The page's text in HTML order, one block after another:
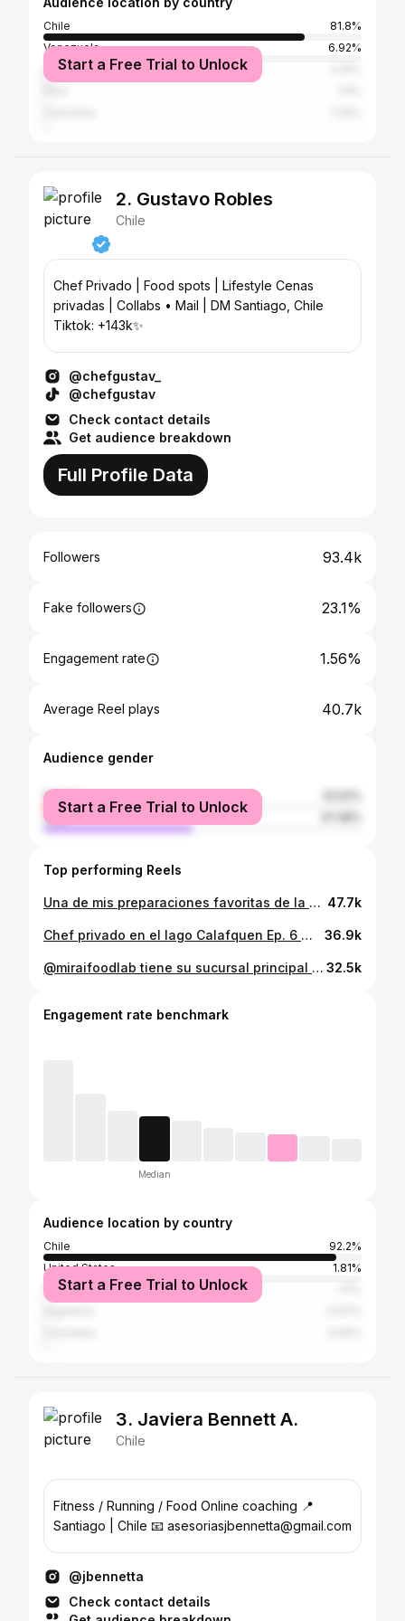
Chile
81.8%
Venezuela
6.92%
Argentina
Start a Free Trial to Unlock
2. Gustavo Robles
Chile
Chef Privado | Food spots | Lifestyle Cenas
privadas | Collabs • Mail | DM Santiago, Chile
Tiktok: +143k✨
@chefgustav_
@chefgustav
Check contact details
Get audience breakdown
Full Profile Data
Followers 93.4k
Fake followers 23.1%
Engagement rate 1.56%
Average Reel plays 40.7k
Audience gender
female
male
Start a Free Trial to Unlock
Top performing Reels
Una de mis preparaciones favoritas de la gastronomía Peruana, y tiene ese puesto merecido jajaj hoy les traigo este clásico y obvio con el buen toque @gourmetchile con esa salsa Huancaina, ideal para ahorrar tiempo y ollas jajaj 😮‍💨😮‍💨 de maravilla. #publicidad #chile #fyp #recetafacil 47.7k
Chef privado en el lago Calafquen Ep. 6 🔥🖤 Las medidas de los wantanes son las siguientes (yo ocupe más por la cantidad de personas) : - 2 tazas de harina de trigo - 2 huevos - ½ cucharadita de sal - 1 cucharadita de vinagre blanco - Agua (opcional, la necesaria) - Aceite para freír #cheflife #chefpeivado #chile #fyp #foodie 36.9k
@miraifoodlab tiene su sucursal principal en la factoría Franklin, pero ahora abrieron este local en el -2 del MUT y está delicioso 😮‍💨 Los invito a que los visiten y disfruten de la experiencia 😋 #fyp #explore #foodie #blog #ramen #santiago #datos #santiago #chile #argentina #mexico 32.5k
Engagement rate benchmark
Median
Audience location by country
Chile
92.2%
United States
1.81%
Mexico
Start a Free Trial to Unlock
3. Javiera Bennett A.
Chile
Fitness / Running / Food Online coaching 📍
Santiago | Chile 📧 asesoriasjbennetta@gmail.com
@jbennetta
Check contact details